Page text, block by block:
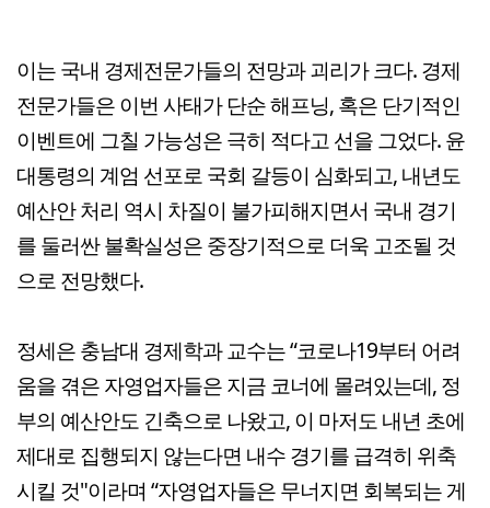
이는 국내 경제전문가들의 전망과 괴리가 크다. 경제
전문가들은 이번 사태가 단순 해프닝, 혹은 단기적인
이벤트에 그칠 가능성은 극히 적다고 선을 그었다. 윤
대통령의 계엄 선포로 국회 갈등이 심화되고, 내년도
예산안 처리 역시 차질이 불가피해지면서 국내 경기
를 둘러싼 불확실성은 중장기적으로 더욱 고조될 것
으로 전망했다.
정세은 충남대 경제학과 교수는 “코로나19부터 어려
움을 겪은 자영업자들은 지금 코너에 몰려있는데, 정
부의 예산안도 긴축으로 나왔고, 이 마저도 내년 초에
제대로 집행되지 않는다면 내수 경기를 급격히 위축
시킬 것"이라며 “자영업자들은 무너지면 회복되는 게